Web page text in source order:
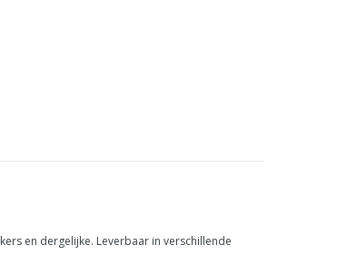
en dergelijke. Leverbaar in verschillende